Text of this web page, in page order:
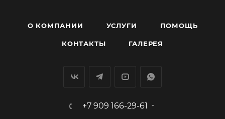
О КОМПАНИИ УСЛУГИ ПОМОЩЬ
КОНТАКТЫ ГАЛЕРЕЯ
+7 909 166-29-61